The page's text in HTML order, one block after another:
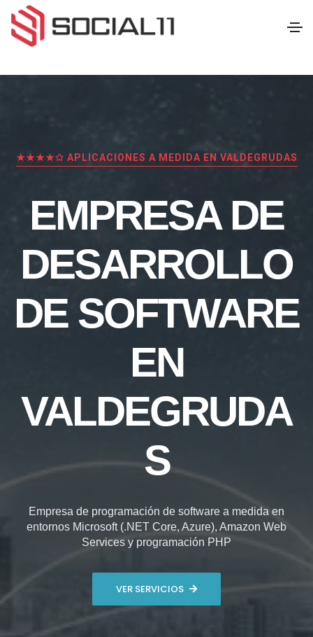
★★★★✩ APLICACIONES A MEDIDA EN VALDEGRUDAS
EMPRESA DE
DESARROLLO
DE SOFTWARE
EN
VALDEGRUDA
S
Empresa de programación de software a medida en
entornos Microsoft (.NET Core, Azure), Amazon Web
Services y programación PHP
VER SERVICIOS